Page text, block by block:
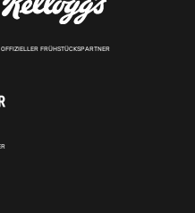
OFFIZIELLER FRÜHSTÜCKSPARTNER